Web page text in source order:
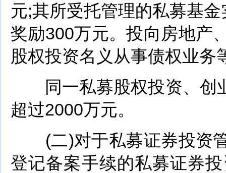
元;其所受托管理的私募基
奖励300万元。投向房地产
股权投资名义从事债权业务
同一私募股权投资、创业
超过2000万元。
(二)对于私募证券投资管
登记备案手续的私募证券